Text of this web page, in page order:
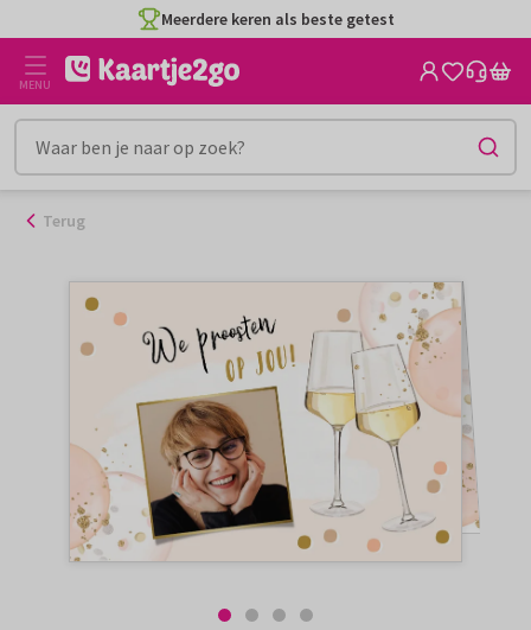
naar
inhoud
Meerdere keren als beste getest
MENU
Terug